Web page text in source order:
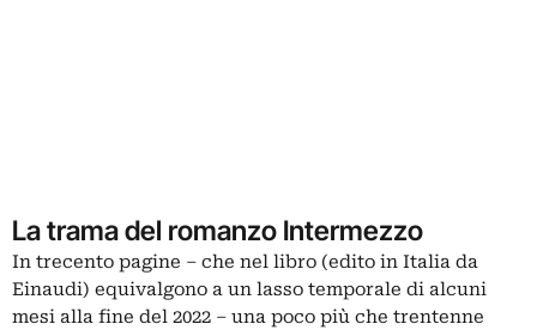
La trama del romanzo Intermezzo
In trecento pagine – che nel libro (edito in Italia da
Einaudi) equivalgono a un lasso temporale di alcuni
mesi alla fine del 2022 – una poco più che trentenne